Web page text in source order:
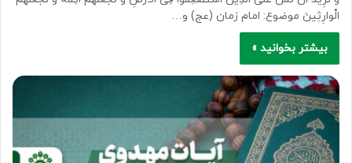
الْوارِثِینَ موضوع: امام زمان (عج) و…
بیشتر بخوانید »